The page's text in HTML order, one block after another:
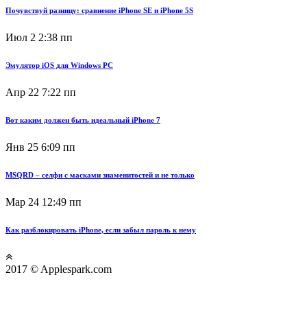
Почувствуй разницу: сравнение iPhone SE и iPhone 5S
Июл 2 2:38 пп
Эмулятор iOS для Windows PC
Апр 22 7:22 пп
Вот каким должен быть идеальный iPhone 7
Янв 25 6:09 пп
MSQRD – селфи с масками знаменитостей и не только
Мар 24 12:49 пп
Как разблокировать iPhone, если забыл пароль к нему
2017 © Applespark.com